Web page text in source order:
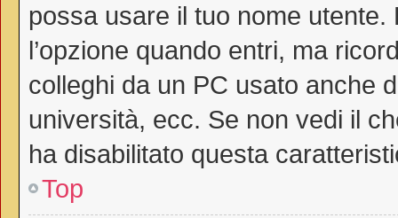
possa usare il tuo nome
l’opzione quando entri, ma
colleghi da un PC usato anche
università, ecc. Se non vedi il
ha disabilitato questa
Top